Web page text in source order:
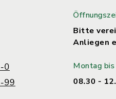
0
99
Bitte
Anliegen
Montag
08.30 -